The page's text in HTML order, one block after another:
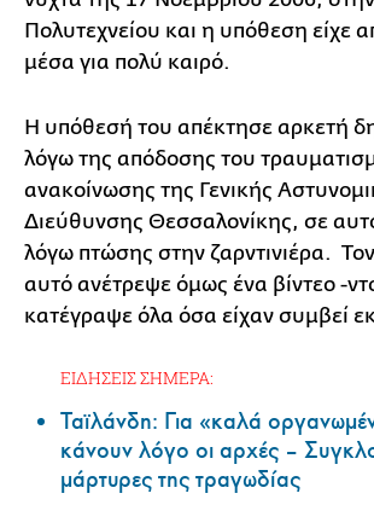
Πολυτεχνείου και η υπόθεση είχε
μέσα για πολύ καιρό.
Η υπόθεσή του απέκτησε αρκετή
λόγω της απόδοσης του
ανακοίνωσης της Γενικής
Διεύθυνσης Θεσσαλονίκης, σε
λόγω πτώσης στην ζαρντινιέρα.
αυτό ανέτρεψε όμως ένα βίντεο -
κατέγραψε όλα όσα είχαν συμβεί
ΕΙΔΗΣΕΙΣ ΣΗΜΕΡΑ:
Ταϊλάνδη: Για «καλά
κάνουν λόγο οι αρχές –
μάρτυρες της τραγωδίας